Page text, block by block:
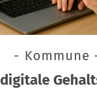
- Kommune
digitale